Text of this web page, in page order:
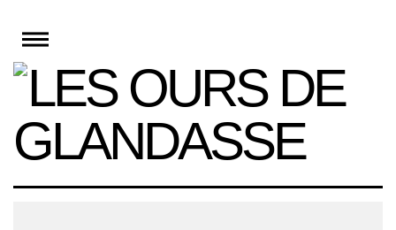
content